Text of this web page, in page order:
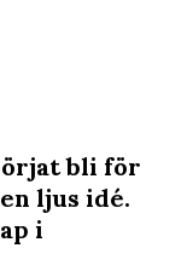
bli för
ljus idé.
i